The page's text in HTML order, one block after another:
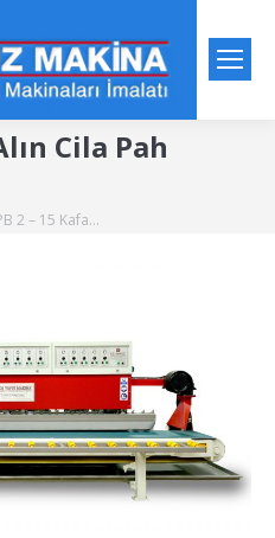
Cila Pah
2 – 15 Kafa…